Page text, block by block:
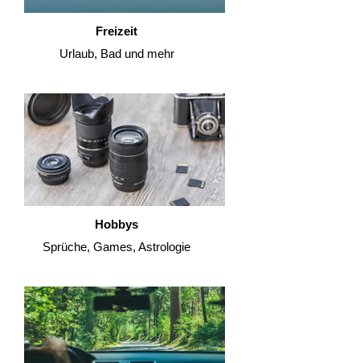
Freizeit
Urlaub, Bad und mehr
Hobbys
Sprüche, Games, Astrologie